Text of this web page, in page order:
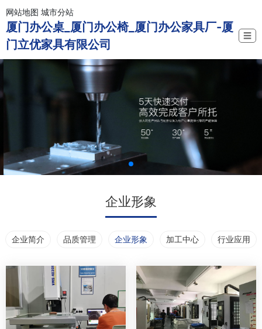
网站地图 城市分站
厦门办公桌_厦门办公椅_厦门办公家具厂-厦
门立优家具有限公司
☰
企业形象
企业简介 品质管理 企业形象 加工中心 行业应用